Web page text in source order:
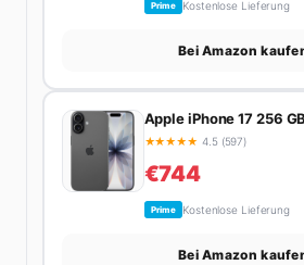
Prime Kostenlose Lieferung
Bei Amazon
Apple iPhone 17 256 GB
★★★★★ 4.5 (597)
€744
Prime Kostenlose Lieferung
Bei Amazon